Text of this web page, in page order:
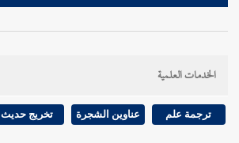
الخدمات العلمية
ترجمة علم عناوين الشجرة تخريج حديث